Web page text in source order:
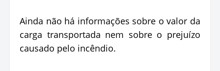
Ainda não há informações sobre o valor da
carga transportada nem sobre o prejuízo
causado pelo incêndio.